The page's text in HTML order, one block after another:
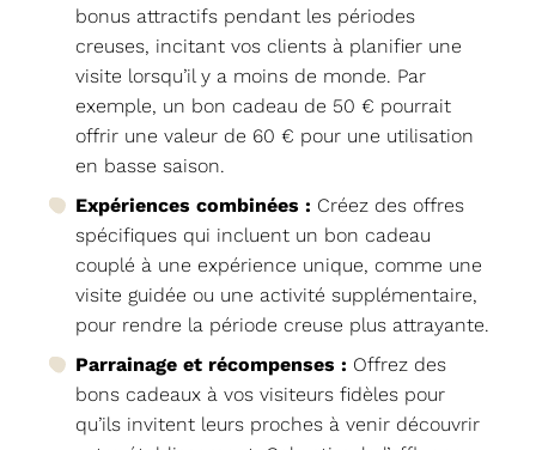
bonus attractifs pendant les périodes
creuses, incitant vos clients à planifier une
visite lorsqu’il y a moins de monde. Par
exemple, un bon cadeau de 50 € pourrait
offrir une valeur de 60 € pour une utilisation
en basse saison.
Expériences combinées : Créez des offres
spécifiques qui incluent un bon cadeau
couplé à une expérience unique, comme une
visite guidée ou une activité supplémentaire,
pour rendre la période creuse plus attrayante.
Parrainage et récompenses : Offrez des
bons cadeaux à vos visiteurs fidèles pour
qu’ils invitent leurs proches à venir découvrir